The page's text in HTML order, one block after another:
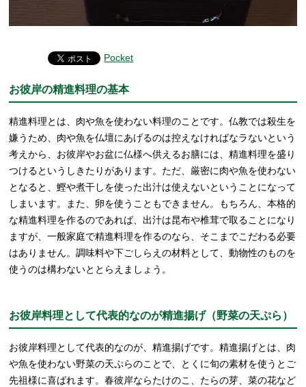
Pocket
お彼岸の精進料理の基本
精進料理とは、肉や魚を使わない料理のことです。仏教では殺生を
嫌うため、肉や魚を仏壇にあげるのは控えなければなラないという
考えから、お彼岸やお盆に仏様へ供えるお膳には、精進料理を盛り
つけるというしきたりがあります。ただ、厳密に肉や魚を使わない
となると、鰹や煮干しを使った出汁は使えないということになって
しまいます。また、卵を使うこともできません。もちろん、本格的
な精進料理を作るのであれば、出汁は昆布や椎茸で取ることになり
ますが、一般家庭で精進料理を作るのなら、そこまでこだわる必要
はありません。調味料や下ごしらえの材料として、動物性のものを
使うのは構わないととらえましょう。
お彼岸料理として代表的なのが精進揚げ（野菜の天ぷら）
お彼岸料理として代表的なのが、精進揚げです。精進揚げとは、肉
や魚を使わない野菜の天ぷらのことで、とくに旬の素材を使うとご
先祖様に喜ばれます。春彼岸ならたけのこ、たらの芽、菜の花など